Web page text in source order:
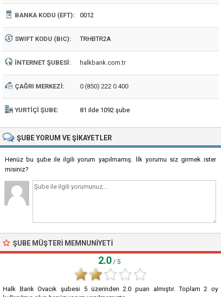
BANKA KODU (EFT): 0012
SWIFT KODU (BIC): TRHBTR2A
İNTERNET ŞUBESI: halkbank.com.tr
ÇAĞRI MERKEZI: 0 (850) 222 0 400
YURTIÇI ŞUBE: 81 ilde 1092 şube
ŞUBEYORUM VE ŞIKAYETLER
Henüz bu şube ile ilgili yorum yapılmamış. İlk yorumu siz girmek ister
misiniz?
ŞUBE MÜŞTERI MEMNUNIYETI
2.0 / 5
Halk Bank Ovacık şubesi 5üzerinden2.0 puan almıştır. Toplam2 oy